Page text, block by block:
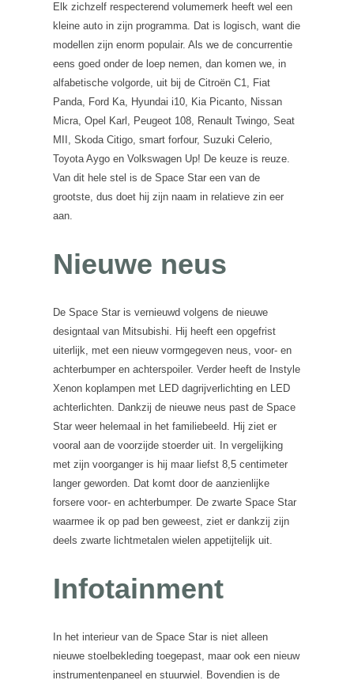
Elk zichzelf respecterend volumemerk heeft wel een
kleine auto in zijn programma. Dat is logisch, want die
modellen zijn enorm populair. Als we de concurrentie
eens goed onder de loep nemen, dan komen we, in
alfabetische volgorde, uit bij de Citroën C1, Fiat
Panda, Ford Ka, Hyundai i10, Kia Picanto, Nissan
Micra, Opel Karl, Peugeot 108, Renault Twingo, Seat
MII, Skoda Citigo, smart forfour, Suzuki Celerio,
Toyota Aygo en Volkswagen Up! De keuze is reuze.
Van dit hele stel is de Space Star een van de
grootste, dus doet hij zijn naam in relatieve zin eer
aan.
Nieuwe neus
De Space Star is vernieuwd volgens de nieuwe
designtaal van Mitsubishi. Hij heeft een opgefrist
uiterlijk, met een nieuw vormgegeven neus, voor- en
achterbumper en achterspoiler. Verder heeft de Instyle
Xenon koplampen met LED dagrijverlichting en LED
achterlichten. Dankzij de nieuwe neus past de Space
Star weer helemaal in het familiebeeld. Hij ziet er
vooral aan de voorzijde stoerder uit. In vergelijking
met zijn voorganger is hij maar liefst 8,5 centimeter
langer geworden. Dat komt door de aanzienlijke
forsere voor- en achterbumper. De zwarte Space Star
waarmee ik op pad ben geweest, ziet er dankzij zijn
deels zwarte lichtmetalen wielen appetijtelijk uit.
Infotainment
In het interieur van de Space Star is niet alleen
nieuwe stoelbekleding toegepast, maar ook een nieuw
instrumentenpaneel en stuurwiel. Bovendien is de